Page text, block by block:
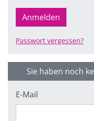
Anmelden
Passwort vergessen?
Sie haben noch
E-Mail